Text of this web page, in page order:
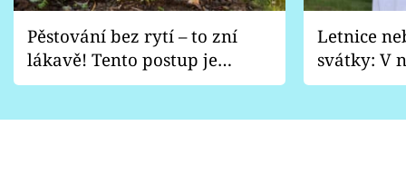
Pěstování bez rytí – to zní
lákavě! Tento postup je
vhodný jen pro některé
Letnice
svátky: V
pondělí